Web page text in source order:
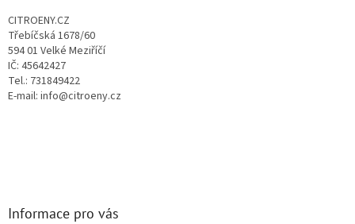
CITROENY.CZ
Třebíčská 1678/60
594 01 Velké Meziříčí
IČ: 45642427
Tel.: 731849422
E-mail: info@citroeny.cz
Informace pro vás